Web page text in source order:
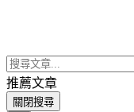
推薦文章
關閉搜尋